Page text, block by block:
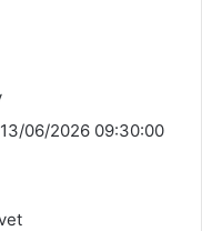
13/06/2026 09:30:00